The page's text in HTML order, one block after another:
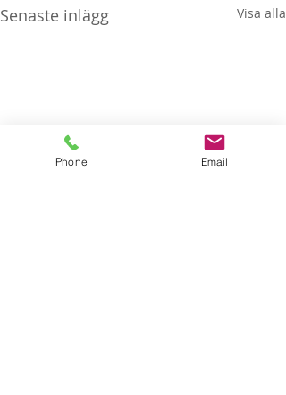
Senaste inlägg Visa alla
Phone Email